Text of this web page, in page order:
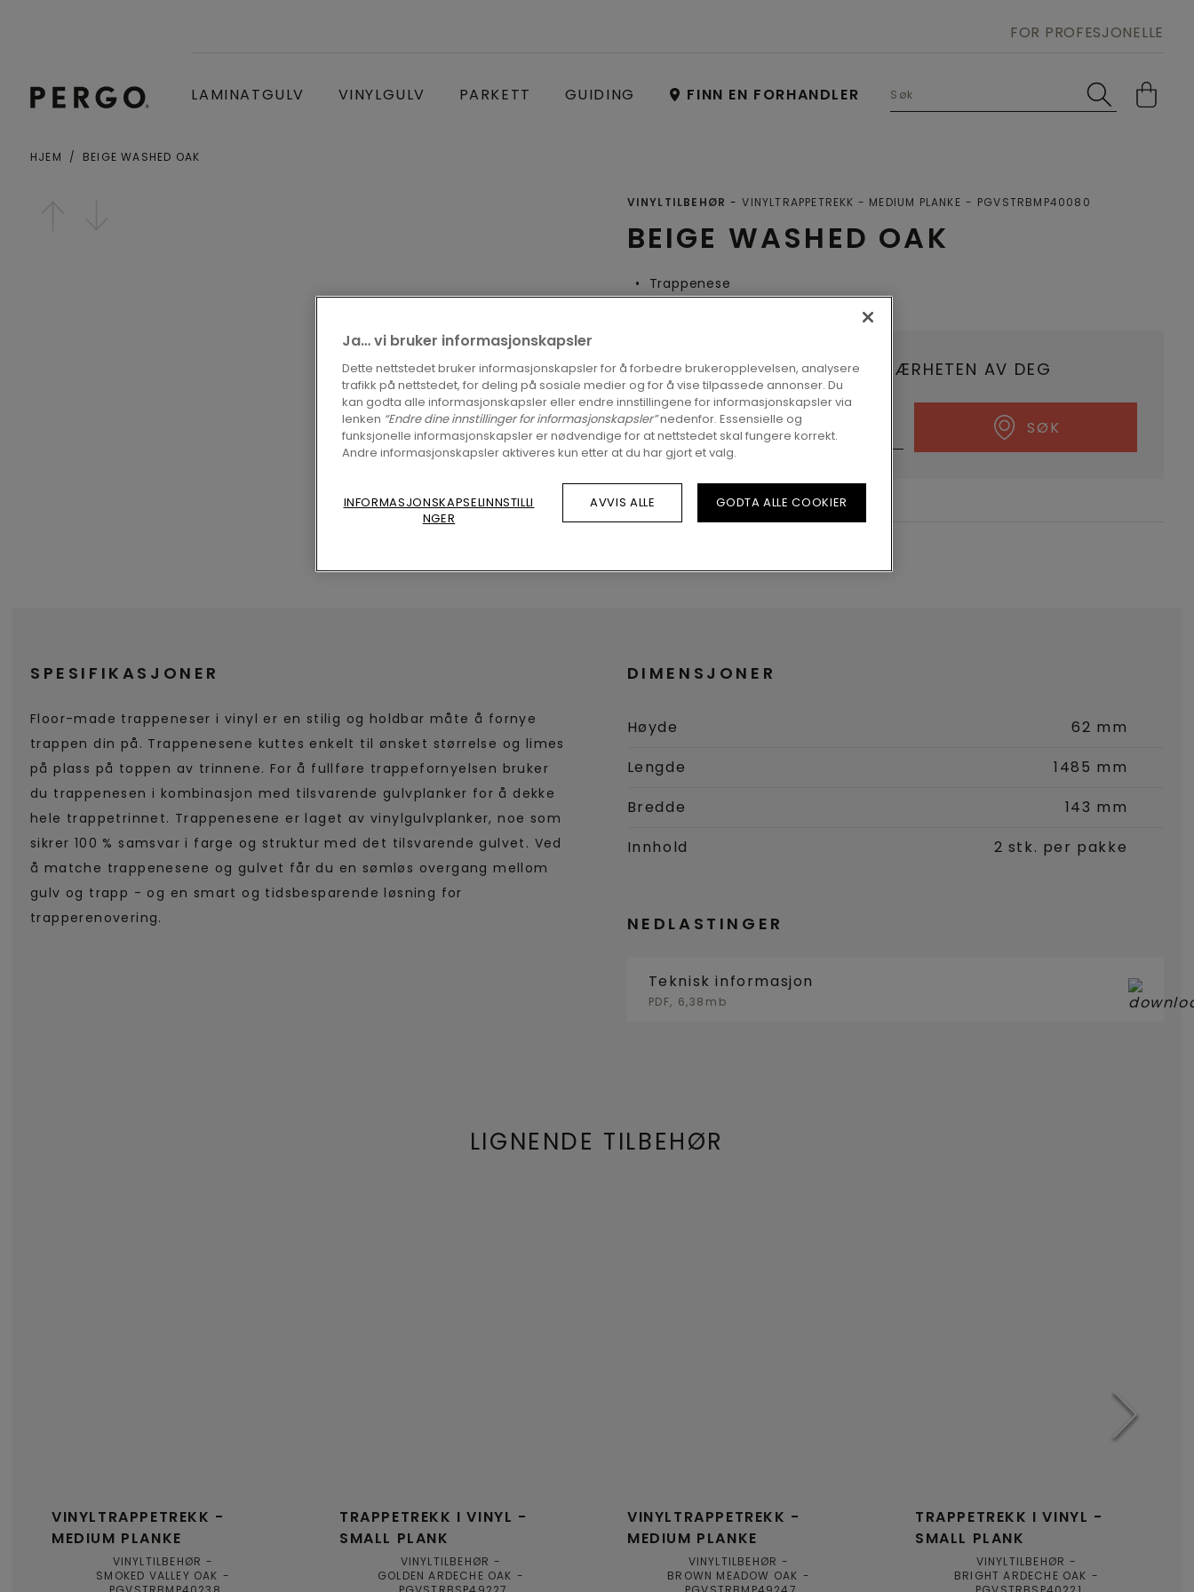
LAMINATGULV VINYLGULV PARKETT GUIDING FINN EN FORHANDLER
FOR PROFESJONELLE
HJEM BEIGE WASHED OAK
BEIGE WASHED OAK
VINYLTILBEHØR VINYLTRAPPETREKK - MEDIUM PLANKE PGVSTRBMP40080
Trappenese
FINN EN FORHANDLER I NÆRHETEN AV DEG
SØK
SPESIFIKASJONER
Floor-made trappeneser i vinyl er en stilig og holdbar måte å fornye
trappen din på. Trappenesene kuttes enkelt til ønsket størrelse og limes
på plass på toppen av trinnene. For å fullføre trappefornyelsen bruker
du trappenesen i kombinasjon med tilsvarende gulvplanker for å dekke
hele trappetrinnet. Trappenesene er laget av vinylgulvplanker, noe som
sikrer 100 % samsvar i farge og struktur med det tilsvarende gulvet. Ved
å matche trappenesene og gulvet får du en sømløs overgang mellom
gulv og trapp - og en smart og tidsbesparende løsning for
trapperenovering.
DIMENSJONER
Høyde
62 mm
Lengde
1485 mm
Bredde
143 mm
Innhold
2 stk. per pakke
NEDLASTINGER
Teknisk informasjon
PDF, 6,38mb
LIGNENDE TILBEHØR
VINYLTRAPPETREKK -
MEDIUM PLANKE
VINYLTILBEHØR
SMOKED VALLEY OAK
TRAPPETREKK I VINYL -
SMALL PLANK
VINYLTILBEHØR
GOLDEN ARDECHE OAK
VINYLTRAPPETREKK -
MEDIUM PLANKE
VINYLTILBEHØR
BROWN MEADOW OAK
TRAPPETREKK I VINYL -
SMALL PLANK
VINYLTILBEHØR
BRIGHT ARDECHE OAK
Ja… vi bruker informasjonskapsler
Dette nettstedet bruker informasjonskapsler for å forbedre brukeropplevelsen, analysere
trafikk på nettstedet, for deling på sosiale medier og for å vise tilpassede annonser. Du
kan godta alle informasjonskapsler eller endre innstillingene for informasjonskapsler via
lenken “Endre dine innstillinger for informasjonskapsler”nedenfor. Essensielle og
funksjonelle informasjonskapsler er nødvendige for at nettstedet skal fungere korrekt.
Andre informasjonskapsler aktiveres kun etter at du har gjort et valg.
INFORMASJONSKAPSELINNSTILLI
NGER
AVVIS ALLE GODTA ALLE COOKIER